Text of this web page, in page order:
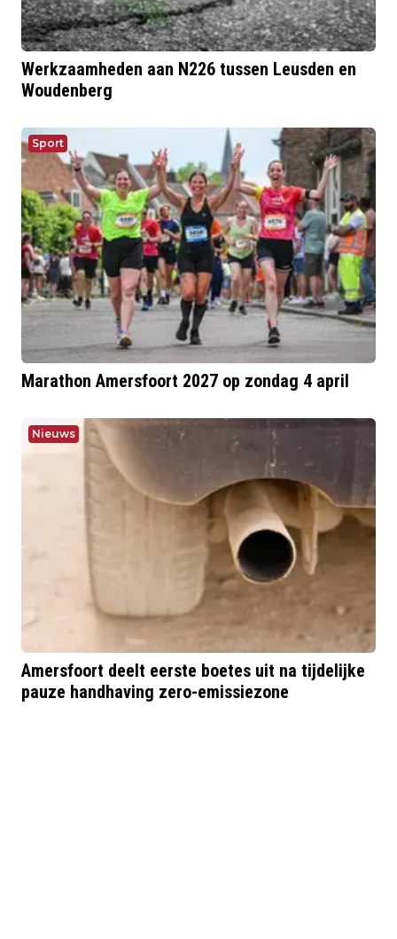
Werkzaamheden aan N226 tussen Leusden en
Woudenberg
Sport
Marathon Amersfoort 2027 op zondag 4 april
Nieuws
Amersfoort deelt eerste boetes uit na tijdelijke
pauze handhaving zero-emissiezone